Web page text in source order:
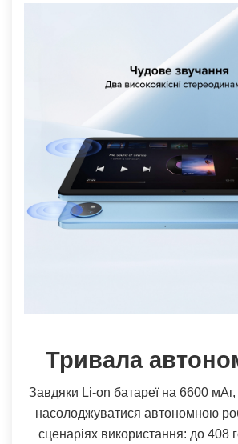
Тривала
Завдяки Li-on батареї на 6600
насолоджуватися автономною
сценаріях використання: до 408